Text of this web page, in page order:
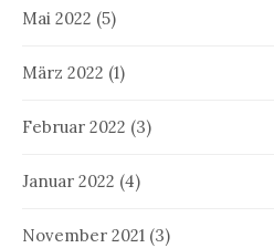
Mai 2022 (5)
März 2022 (1)
Februar 2022 (3)
Januar 2022 (4)
November 2021 (3)